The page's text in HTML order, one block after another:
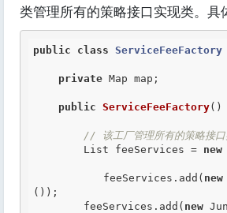
类管理所有的策略接口实现类。具
public class ServiceFeeFactory
private Map map;
public ServiceFeeFactory()
// 该工厂管理所有的策略接口
        List feeServices =
new
        feeServices.add(
new
());
        feeServices.add(
new